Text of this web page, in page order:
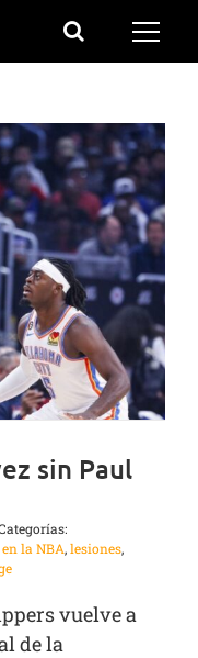
sin Paul
la NBA,lesiones,
vuelve a
de la